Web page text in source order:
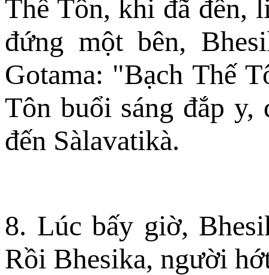
Thế Tôn, khi đã đến,
đứng một bên,
Gotama: "Bạch Thế
Tôn buổi sáng đắp
đến Sàlavatikà.
8. Lúc bấy giờ,
Rồi Bhesika, người